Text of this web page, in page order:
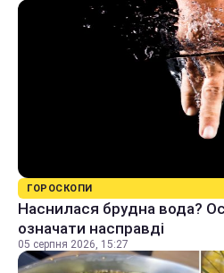
ГОРОСКОПИ
Наснилася брудна вода?
означати насправді
05 серпня 2026, 15:27